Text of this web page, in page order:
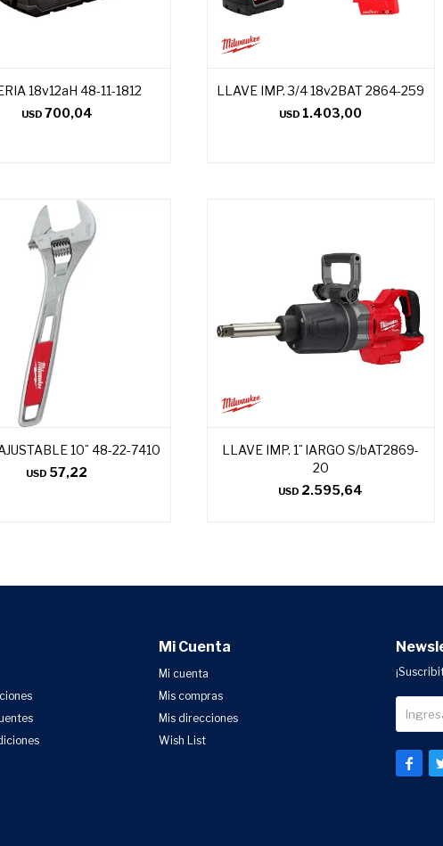
18v12aH 48-11-1812
USD 700,04
LLAVE IMP. 3/4 18v2BAT 2864-259
USD 1.403,00
10¨ 48-22-7410
USD 57,22
LLAVE IMP. 1¨ lARGO S/bAT2869-
20
USD 2.595,64
Mi Cuenta
Mi cuenta
Mis compras
Mis direcciones
Wish List
